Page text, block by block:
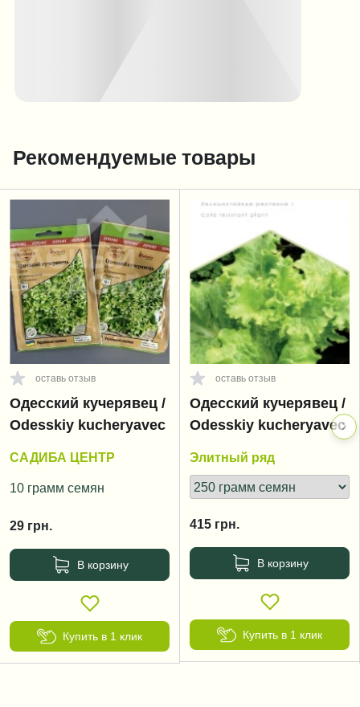
Рекомендуемые товары
оставь отзыв
Одесский кучерявец /
Odesskiy kucheryavec
САДИБА ЦЕНТР
10 грамм семян
29 грн.
В корзину
Купить в 1 клик
оставь отзыв
Одесский кучерявец /
Odesskiy kucheryavec
Элитный ряд
415 грн.
В корзину
Купить в 1 клик